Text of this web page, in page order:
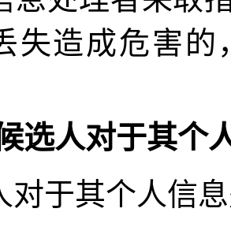
失造成危害
选人对于其个
对于其个人信